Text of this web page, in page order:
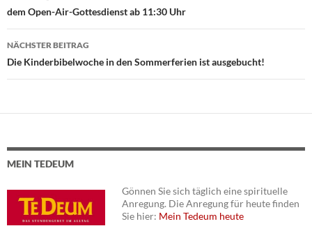
dem Open-Air-Gottesdienst ab 11:30 Uhr
NÄCHSTER BEITRAG
Die Kinderbibelwoche in den Sommerferien ist ausgebucht!
MEIN TEDEUM
Gönnen Sie sich täglich eine spirituelle
Anregung. Die Anregung für heute finden
Sie hier: Mein Tedeum heute